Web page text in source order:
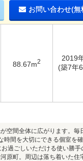
お問い合わせ(無
88.67m2
2019
(築7年
空間全体に広がります。毎
間を大切にできる個室を
過ごしいただける使い勝手
原町。周辺は落ち着いた住